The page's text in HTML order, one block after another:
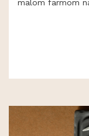
malom farmom